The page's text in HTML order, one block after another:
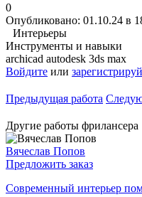
0
Опубликовано: 01.10.24 в
Интерьеры
Инструменты и навыки
archicad autodesk 3ds max
Войдите или
Предыдущая работа
Другие работы фрилансера
Вячеслав Попов
Предложить заказ
Современный интерьер